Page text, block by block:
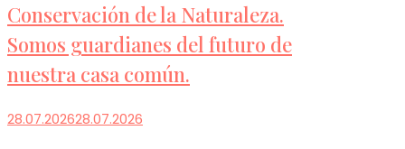
Conservación de la Naturaleza.
Somos guardianes del futuro de
nuestra casa común.
28.07.202628.07.2026